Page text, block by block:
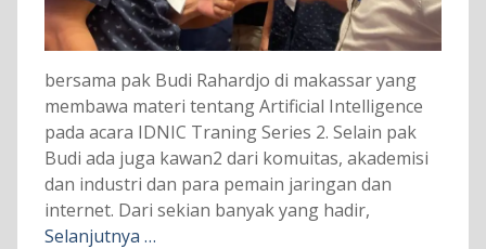
bersama pak Budi Rahardjo di makassar yang
membawa materi tentang Artificial Intelligence
pada acara IDNIC Traning Series 2. Selain pak
Budi ada juga kawan2 dari komuitas, akademisi
dan industri dan para pemain jaringan dan
internet. Dari sekian banyak yang hadir,
Selanjutnya …